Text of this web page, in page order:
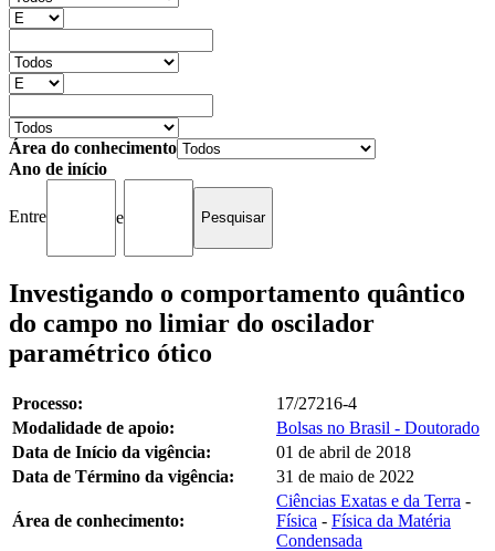
Área do conhecimento
Ano de início
Entre e
Investigando o comportamento quântico
do campo no limiar do oscilador
paramétrico ótico
Processo:
17/27216-4
Modalidade de apoio:
Bolsas no Brasil - Doutorado
Data de Início da vigência:
01 de abril de 2018
Data de Término da vigência:
31 de maio de 2022
Área de conhecimento:
Ciências Exatas e da Terra -
Física - Física da Matéria
Condensada